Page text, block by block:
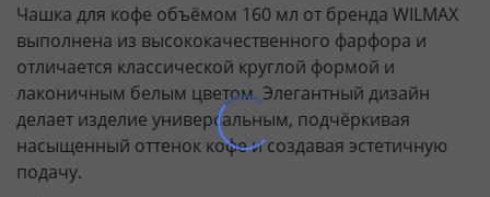
Чашка для кофе объёмом 160 мл от бренда WILMAX
выполнена из высококачественного фарфора и
отличается классической круглой формой и
лаконичным белым цветом. Элегантный дизайн
делает изделие универсальным, подчёркивая
насыщенный оттенок кофе и создавая эстетичную
подачу.